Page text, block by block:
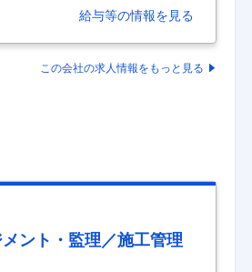
リーマートの店舗建築 【具体的
ご来店される当社にて、新規出
店舗レイアウト作成（AutoCA
する諸検査 ・建設業務に関する
給与等の情報を見る
この会社の求人情報をもっと見る
ント・監理／施工管理